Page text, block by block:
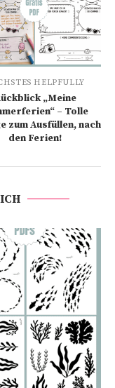
HELPFULLY
„Meine
– Tolle
zum Ausfüllen, nach
den Ferien!